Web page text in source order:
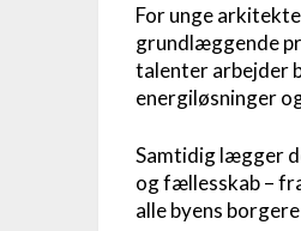
For unge
grundlæggende
talenter arbejder
energiløsninger
Samtidig lægger
og fællesskab –
alle byens